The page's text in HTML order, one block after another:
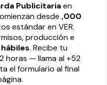
Publicitariaen
desde ,000
estándar en VER.
producción e
. Recibe tu
horas — llama al+52
el formulario al final